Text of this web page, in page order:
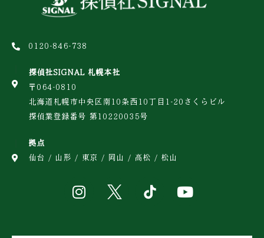
0120-846-738
探偵社SIGNAL 札幌本社
〒064-0810
北海道札幌市中央区南10条西10丁目1-20さくらビル
探偵業登録番号 第10220035号
拠点
仙台 / 山形 / 東京 / 岡山 / 高松 / 松山